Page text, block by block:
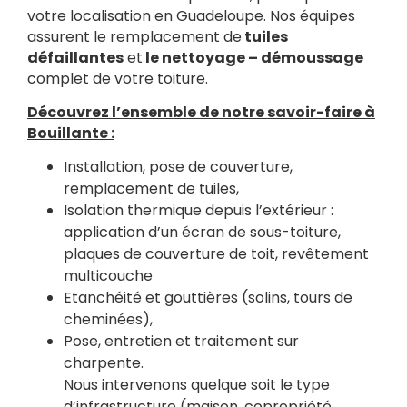
votre localisation en Guadeloupe. Nos équipes
assurent le remplacement detuiles
défaillanteset le nettoyage – démoussage
complet de votre toiture.
Découvrez l’ensemble de notre savoir-faire à
Bouillante :
Installation, pose de couverture,
remplacement de tuiles,
Isolation thermique depuis l’extérieur :
application d’un écran de sous-toiture,
plaques de couverture de toit, revêtement
multicouche
Etanchéité et gouttières (solins, tours de
cheminées),
Pose, entretien et traitement sur
charpente.
Nous intervenons quelque soit le type